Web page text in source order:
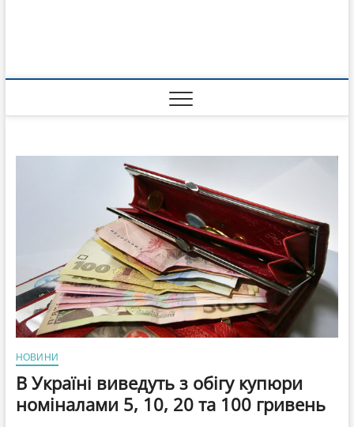
НОВИНИ
В Україні виведуть з обігу купюри
номіналами 5, 10, 20 та 100 гривень